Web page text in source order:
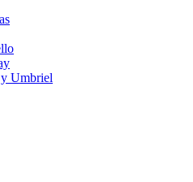
Umbriel